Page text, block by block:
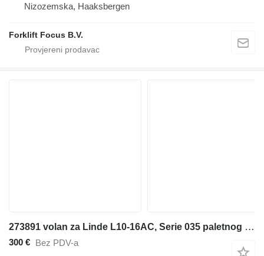
Nizozemska, Haaksbergen
Forklift Focus B.V.
273891 volan za Linde L10-16AC, Serie 035 paletnog viljuškara
300 € Bez PDV-a